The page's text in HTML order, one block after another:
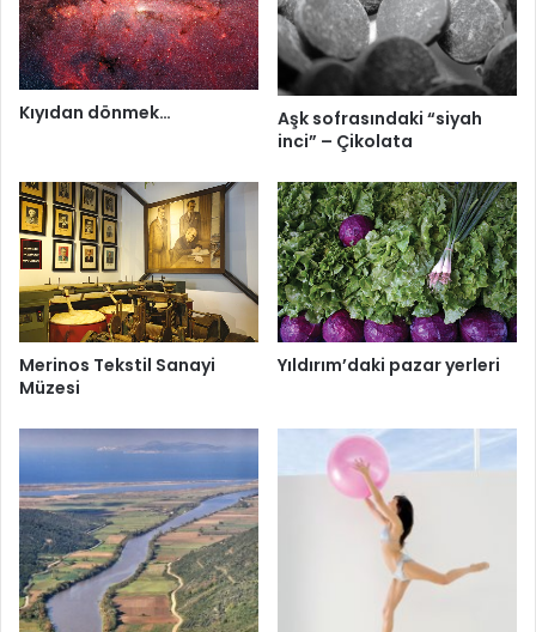
Kıyıdan dönmek…
Aşk sofrasındaki “siyah
inci” – Çikolata
Merinos Tekstil Sanayi
Müzesi
Yıldırım’daki pazar yerleri